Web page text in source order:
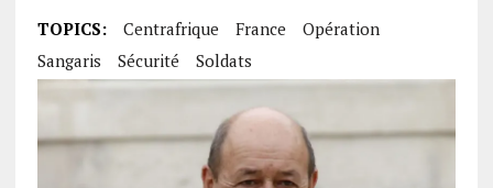
TOPICS: Centrafrique France
Opération
Sangaris
Sécurité Soldats